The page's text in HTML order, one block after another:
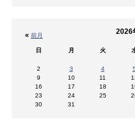
« 前月 2026
日 月 火
2
3 4 5
9
10 11
16
17 18
23
24 25
30
31